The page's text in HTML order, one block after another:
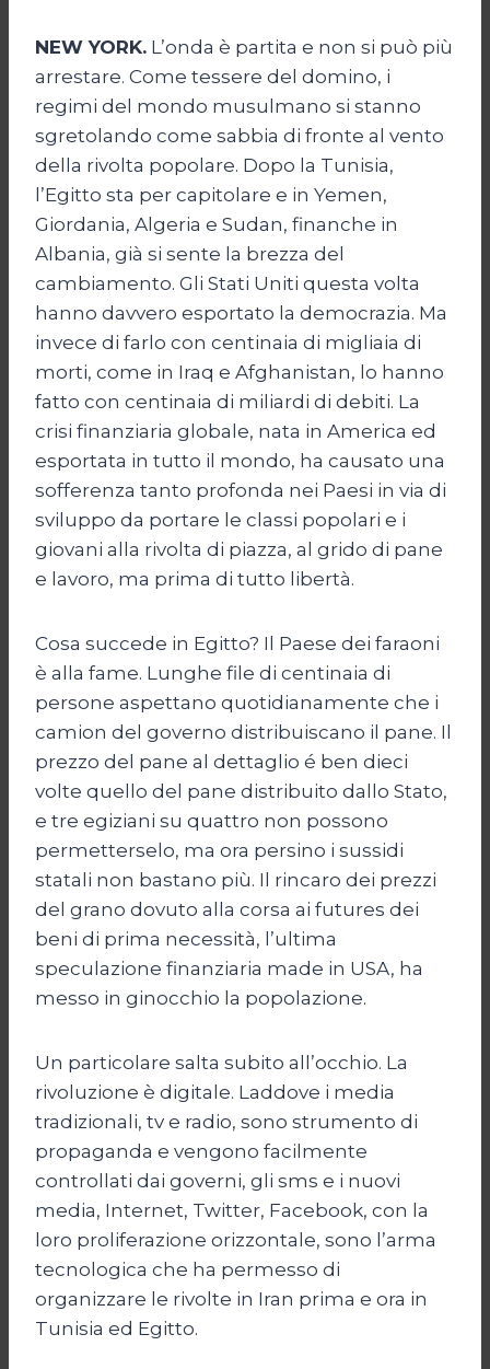
NEW YORK. L’onda è partita e non si può più
arrestare. Come tessere del domino, i
regimi del mondo musulmano si stanno
sgretolando come sabbia di fronte al vento
della rivolta popolare. Dopo la Tunisia,
l’Egitto sta per capitolare e in Yemen,
Giordania, Algeria e Sudan, finanche in
Albania, già si sente la brezza del
cambiamento. Gli Stati Uniti questa volta
hanno davvero esportato la democrazia. Ma
invece di farlo con centinaia di migliaia di
morti, come in Iraq e Afghanistan, lo hanno
fatto con centinaia di miliardi di debiti. La
crisi finanziaria globale, nata in America ed
esportata in tutto il mondo, ha causato una
sofferenza tanto profonda nei Paesi in via di
sviluppo da portare le classi popolari e i
giovani alla rivolta di piazza, al grido di pane
e lavoro, ma prima di tutto libertà.
Cosa succede in Egitto? Il Paese dei faraoni
è alla fame. Lunghe file di centinaia di
persone aspettano quotidianamente che i
camion del governo distribuiscano il pane. Il
prezzo del pane al dettaglio é ben dieci
volte quello del pane distribuito dallo Stato,
e tre egiziani su quattro non possono
permetterselo, ma ora persino i sussidi
statali non bastano più. Il rincaro dei prezzi
del grano dovuto alla corsa ai futures dei
beni di prima necessità, l’ultima
speculazione finanziaria made in USA, ha
messo in ginocchio la popolazione.
Un particolare salta subito all’occhio. La
rivoluzione è digitale. Laddove i media
tradizionali, tv e radio, sono strumento di
propaganda e vengono facilmente
controllati dai governi, gli sms e i nuovi
media, Internet, Twitter, Facebook, con la
loro proliferazione orizzontale, sono l’arma
tecnologica che ha permesso di
organizzare le rivolte in Iran prima e ora in
Tunisia ed Egitto.